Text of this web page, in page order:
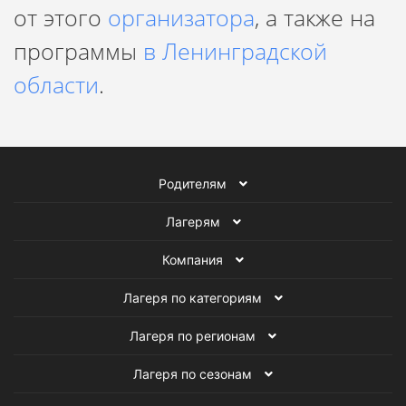
разовьют свои спортивные и творческие способности, а
также научатся работать в команде и соблюдать
дисциплину.
от этого организатора, а также на
программы в Ленинградской
области.
Родителям
Лагерям
Компания
Лагеря по категориям
Лагеря по регионам
Лагеря по сезонам